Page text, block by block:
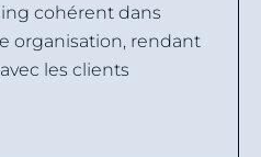
cohérent dans
organisation, rendant
les clients